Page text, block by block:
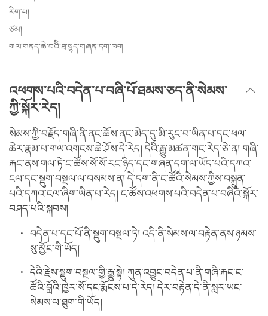
རིག་པ།
ཙམ།
གལ་གནད་ཆེ་བའིི་ཐ་སྙད་གཞན་དག་ཁག
འཕགས་པའི་བདེན་པ་བཞི་པོ་ཐམས་ཅད་ནི་སེམས་
ཀྱི་སྐོར་རེད།
སེམས་ཀྱི་བརྗོད་གཞི་ནི་ནང་ཆོས་ནང་མེད་དུ་མི་རུང་བ་ཡིན་པ་དང་ཕལ་
ཆེར་རྣམ་པ་གལ་འགངས་ཆེ་ཤོས་དེ་རེད། དེའི་རྒྱུ་མཚན་གང་རེད་ཅེ་ན། གཞི་
རྐང་ནས་གལ་ཏེ་ང་ཚོས་སོ་སོ་རང་ཉིད་དང་གཞན་དག་ལ་ཡོད་པའི་དཀའ་
ངལ་དང་སྡུག་བསྔལ་ལ་བསམས་ན། དེ་དག་ནི་ང་ཚོའི་སེམས་ཀྱིས་བསྐྲུན་
པའི་དཀའ་ངལ་ཞིག་ཡིན་པ་རེད། ང་ཚོས་འཕགས་པའི་བདེན་པ་བཞིའི་སྐོར་
བཤད་པའི་སྐབས།
བདེན་པ་དང་པོ་ནི་སྡུག་བསྔལ་ཏེ། འདི་ནི་སེམས་ལ་བརྟེན་ནས་ཉམས་
སུ་མྱོང་གི་ཡོད།
དེའི་རྗེས་སྡུག་བསྔལ་གྱི་རྒྱུ་སྟེ། ཀུན་འབྱུང་བདེན་པ་ནི་གཞི་རྐང་ང་
ཚོའི་བློའི་ཁྱེར་སོ་དང་རྨོངས་པ་དེ་རེད། དེར་བརྟེན་དེ་ནི་སླར་ཡང་
སེམས་ལ་ཐུག་གི་ཡོད།